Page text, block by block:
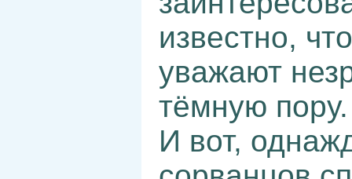
известно,
уважают
тёмную пору.
И вот,